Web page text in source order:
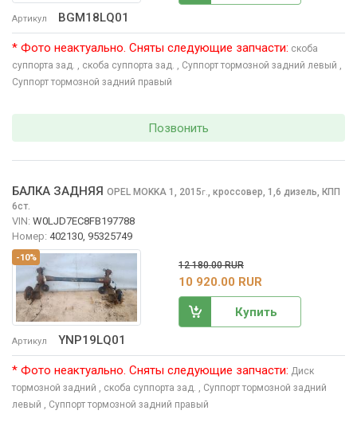
Артикул BGM18LQ01
* Фото неактуально. Сняты следующие запчасти: скоба
суппорта зад. , скоба суппорта зад. , Суппорт тормозной задний левый ,
Суппорт тормозной задний правый
Позвонить
-10%
Артикул YNP19LQ01
БАЛКА ЗАДНЯЯ OPEL MOKKA 1, 2015г. кроссовер, 1,6 дизель, КПП
6ст.
VIN: W0LJD7EC8FB197788
Номер: 402130, 95325749
12 180.00 RUR
10 920.00 RUR
Купить
* Фото неактуально. Сняты следующие запчасти: Диск
тормозной задний , скоба суппорта зад. , Суппорт тормозной задний
левый , Суппорт тормозной задний правый